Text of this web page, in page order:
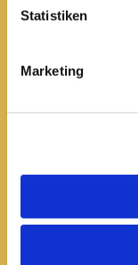
Statistiken
Marketing
Büro Arnstadt
03628 602285